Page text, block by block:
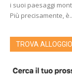
i suoi paesaggi
Più precisamente,
TROVA ALLOGGIO